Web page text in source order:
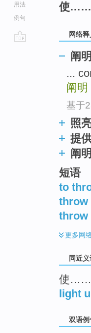
用法
例句
使……
网络释
阐明
...
阐明
基于
照
提
阐
短语
to
throw
throw
更多网
同近义
使……
light
双语例